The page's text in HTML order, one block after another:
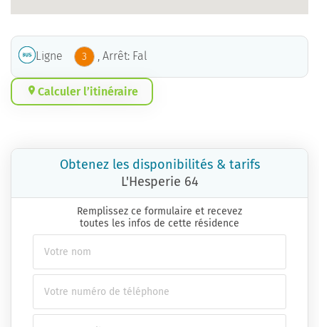
Ligne 3 , Arrêt: Fal
Calculer l’itinéraire
Obtenez les disponibilités & tarifs
L'Hesperie 64
Remplissez ce formulaire et recevez
toutes les infos de cette résidence